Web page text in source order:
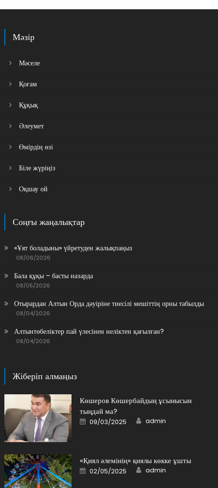
Мәзір
Мәселе
Қоғам
Құқық
Әлеумет
Өмірдің өзі
Біле жүріңіз
Оқшау ой
Соңғы жаңалықтар
«Ұят боладыны» үйретуден жалықпаңыз
08/06/2026
Бала құқы – басты назарда
08/05/2026
Отырардан Алтын Орда дәуіріне тиесілі мешіттің орны табылды
08/04/2026
Алтынтөбеліктер пай үлесінен неліктен қағылған?
08/04/2026
Жіберіп алмаңыз
Көшеров Көшербайдың ұсынысын
тыңдай ма?
Posted
on
09/03/2025 Author
admin
«Қиял әлемінің» қиялы көкке ұшты
Posted
on
02/05/2025 Author
admin